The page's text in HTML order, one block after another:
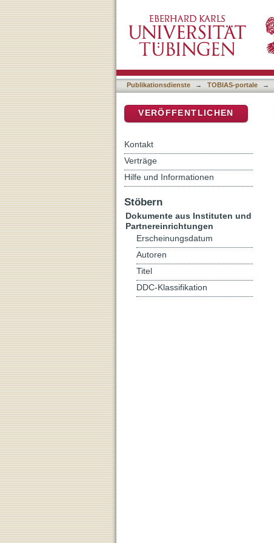
Publikationsdienste → TOBIAS-portale →
VERÖFFENTLICHEN
Kontakt
Verträge
Hilfe und Informationen
Stöbern
Dokumente aus Instituten und
Partnereinrichtungen
Erscheinungsdatum
Autoren
Titel
DDC-Klassifikation